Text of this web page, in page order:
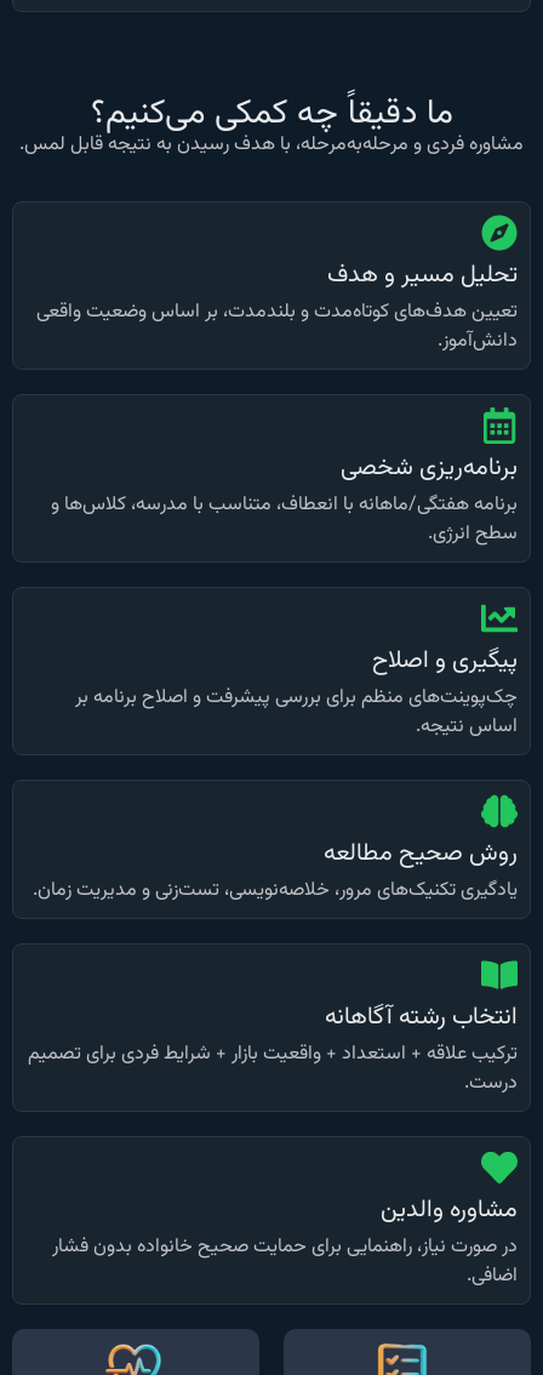
ما دقیقاً چه کمکی می‌کنیم؟
مشاوره فردی و مرحله‌به‌مرحله، با هدف رسیدن به نتیجه قابل لمس.
تحلیل مسیر و هدف
تعیین هدف‌های کوتاه‌مدت و بلندمدت، بر اساس وضعیت واقعی
دانش‌آموز.
برنامه‌ریزی شخصی
برنامه هفتگی/ماهانه با انعطاف، متناسب با مدرسه، کلاس‌ها و
سطح انرژی.
پیگیری و اصلاح
چک‌پوینت‌های منظم برای بررسی پیشرفت و اصلاح برنامه بر
اساس نتیجه.
روش صحیح مطالعه
یادگیری تکنیک‌های مرور، خلاصه‌نویسی، تست‌زنی و مدیریت زمان.
انتخاب رشته آگاهانه
ترکیب علاقه + استعداد + واقعیت بازار + شرایط فردی برای تصمیم
درست.
مشاوره والدین
در صورت نیاز، راهنمایی برای حمایت صحیح خانواده بدون فشار
اضافی.